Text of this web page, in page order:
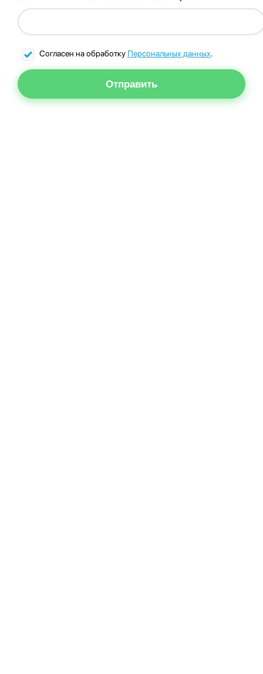
Согласен на обработку Персональных данных.
Отправить